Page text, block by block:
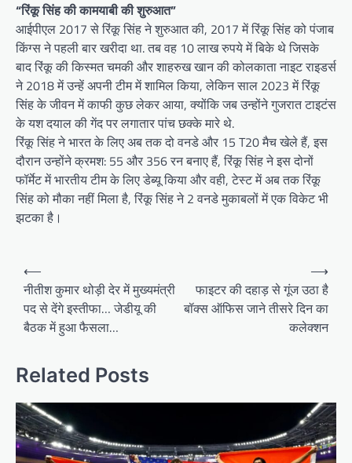
“रिंकू सिंह की कामयाबी की शुरुआत”
आईपीएल 2017 से रिंकू सिंह ने शुरुआत की, 2017 में रिंकू सिंह को पंजाब
किंग्स ने पहली बार खरीदा था. तब वह 10 लाख रुपये में बिके थे जिसके
बाद रिंकू की किस्मत चमकी और शाहरुख खान की कोलकाता नाइट राइडर्स
ने 2018 में उन्हें अपनी टीम में शामिल किया, लेकिन साल 2023 में रिंकू
सिंह के जीवन में काफी कुछ लेकर आया, क्योंकि जब उन्होंने गुजरात टाइटंस
के यश दयाल की गेंद पर लगातार पांच छक्के मारे थे.
रिंकू सिंह ने भारत के लिए अब तक दो वनडे और 15 T20 मैच खेले हैं, इस
दौरान उन्होंने क्रमश: 55 और 356 रन बनाए हैं, रिंकू सिंह ने इस दोनों
फॉर्मेट में भारतीय टीम के लिए डेब्यू किया और वही, टेस्ट में अब तक रिंकू
सिंह को मौका नहीं मिला है, रिंकू सिंह ने 2 वनडे मुकाबलों में एक विकेट भी
झटका है।
Post
navigation
⟵
नीतीश कुमार थोड़ी देर में मुख्यमंत्री
पद से देंगे इस्तीफा… जेडीयू की
बैठक में हुआ फैसला…
फाइटर की दहाड़ से गूंज उठा है
बॉक्स ऑफिस जाने तीसरे दिन का
कलेक्शन
⟶
Related Posts